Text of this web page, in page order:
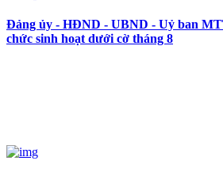
Đảng ủy - HĐND - UBND - Uỷ ban
chức sinh hoạt dưới cờ tháng 8